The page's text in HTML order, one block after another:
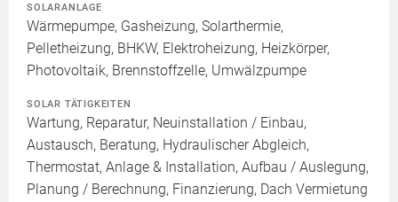
SOLARANLAGE
Wärmepumpe, Gasheizung, Solarthermie,
Pelletheizung, BHKW, Elektroheizung, Heizkörper,
Photovoltaik, Brennstoffzelle, Umwälzpumpe
SOLAR TÄTIGKEITEN
Wartung, Reparatur, Neuinstallation / Einbau,
Austausch, Beratung, Hydraulischer Abgleich,
Thermostat, Anlage & Installation, Aufbau / Auslegung,
Planung / Berechnung, Finanzierung, Dach Vermietung